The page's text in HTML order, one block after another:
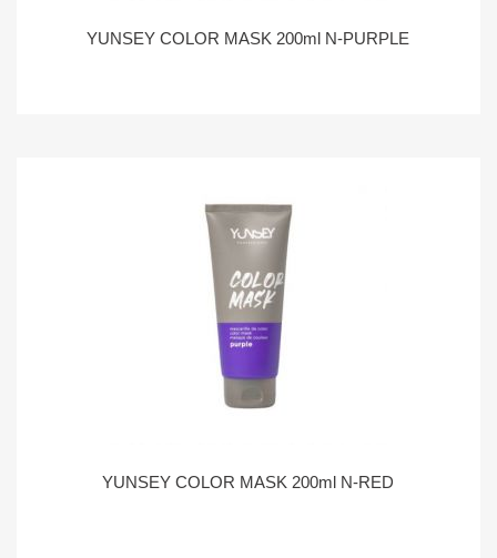
YUNSEY COLOR MASK 200ml N-PURPLE
YUNSEY COLOR MASK 200ml N-RED